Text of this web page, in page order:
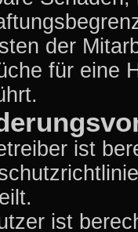
der
für eine
ist
ist